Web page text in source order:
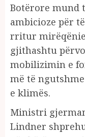
Botërore mund
ambicioze për
rritur
gjithashtu
mobilizimin e
më të
e klimës.
Ministri
Lindner